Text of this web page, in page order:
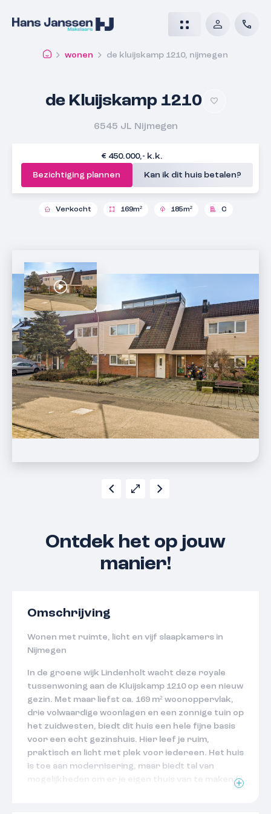
wonen de kluijskamp 1210, nijmegen
de Kluijskamp 1210
6545 JL Nijmegen
€ 450.000,- k.k.
Bezichtiging plannen Kan ik dit huis betalen?
Verkocht 169m² 185m² C
Ontdek het op jouw
manier!
Omschrijving
Wonen met ruimte, licht en vijf slaapkamers in
Nijmegen
In de groene wijk Lindenholt wacht deze royale
tussenwoning aan de Kluijskamp 1210 op een nieuw
gezin. Met maar liefst ca. 169 m² woonoppervlak,
drie volwaardige woonlagen en een zonnige tuin op
het zuidwesten, biedt dit huis een hele fijne basis
voor een echt gezinshuis. Hier leef je ruim,
praktisch en licht met plek voor iedereen. Het huis
is toe aan modernisering, maar biedt tal van
mogelijkheden om er je eigen thuis van te maken (